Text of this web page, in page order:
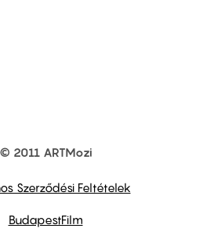
© 2011 ARTMozi
Szerződési Feltételek
BudapestFilm